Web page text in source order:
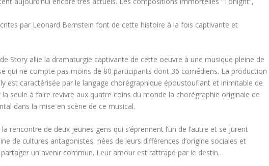
par Leonard Bernstein font de cette histoire à la fois captivante et
Story allie la dramaturgie captivante de cette oeuvre à une musique pleine de
qui ne compte pas moins de 80 participants dont 36 comédiens. La production
est caractérisée par le langage chorégraphique époustouflant et inimitable de
seule à faire revivre aux quatre coins du monde la chorégraphie originale de
dans la mise en scène de ce musical.
rencontre de deux jeunes gens qui s’éprennent l’un de l’autre et se jurent
de cultures antagonistes, nées de leurs différences d’origine sociales et
un avenir commun. Leur amour est rattrapé par le destin…